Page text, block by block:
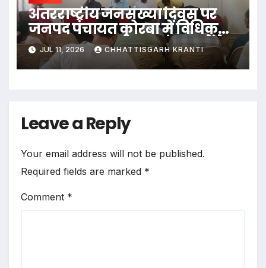
अंतरराष्ट्रीय जनसंख्या दिवस पर
जनपद पंचायत कोरबा में विधिक
जागरूकता कार्यक्रम; संसाधनों के
संतुलित उपयोग और जन भागीदारी
पर दिया गया जोर
JUL 11, 2026 CHHATTISGARH KRANTI
Leave a Reply
Your email address will not be published.
Required fields are marked *
Comment *